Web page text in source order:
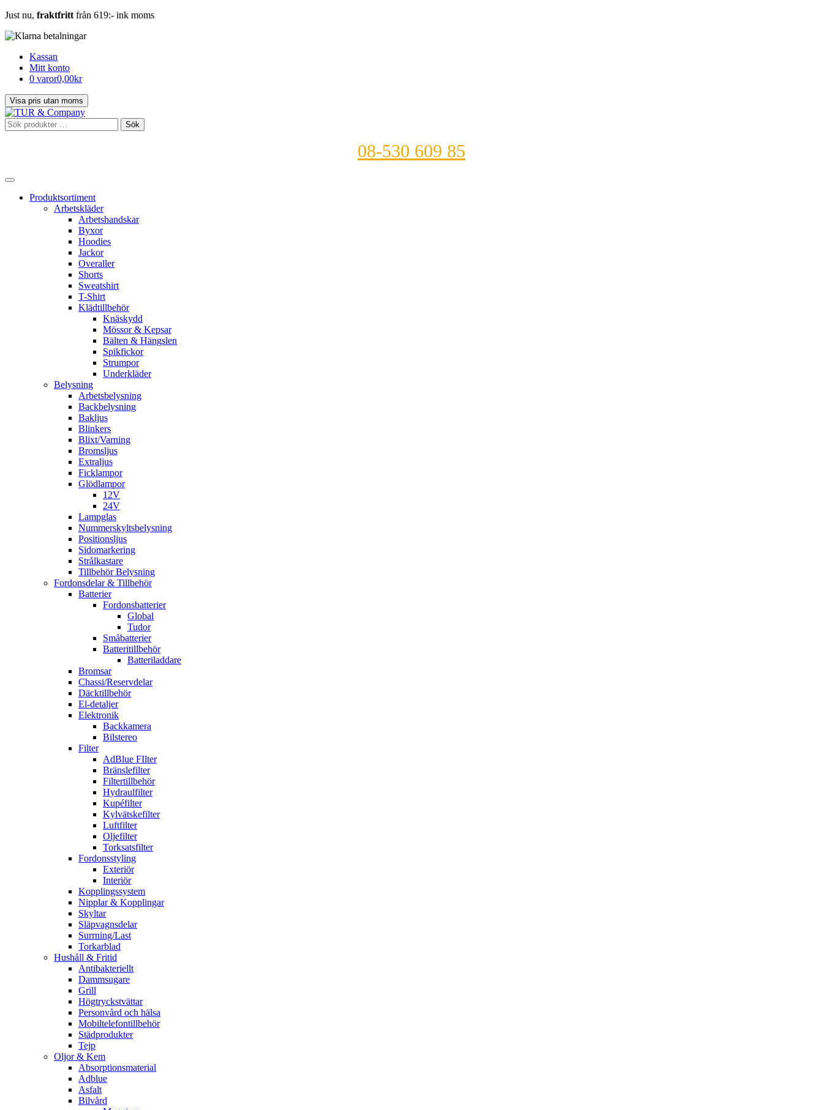
Just nu, fraktfritt från 619:- ink moms
Kassan
Mitt konto
0 varor0,00kr
Sök
efter:
Sök
08-530 609 85
Produktsortiment
Arbetskläder
Arbetshandskar
Byxor
Hoodies
Jackor
Overaller
Shorts
Sweatshirt
T-Shirt
Klädtillbehör
Knäskydd
Mössor & Kepsar
Bälten & Hängslen
Spikfickor
Strumpor
Underkläder
Belysning
Arbetsbelysning
Backbelysning
Bakljus
Blinkers
Blixt/Varning
Bromsljus
Extraljus
Ficklampor
Glödlampor
12V
24V
Lampglas
Nummerskyltsbelysning
Positionsljus
Sidomarkering
Strålkastare
Tillbehör Belysning
Fordonsdelar & Tillbehör
Batterier
Fordonsbatterier
Global
Tudor
Småbatterier
Batteritillbehör
Batteriladdare
Bromsar
Chassi/Reservdelar
Däcktillbehör
El-detaljer
Elektronik
Backkamera
Bilstereo
Filter
AdBlue FIlter
Bränslefilter
Filtertillbehör
Hydraulfilter
Kupéfilter
Kylvätskefilter
Luftfilter
Oljefilter
Torksatsfilter
Fordonsstyling
Exteriör
Interiör
Kopplingssystem
Nipplar & Kopplingar
Skyltar
Släpvagnsdelar
Surrning/Last
Torkarblad
Hushåll & Fritid
Antibakteriellt​
Dammsugare
Grill
Högtryckstvättar
Personvård och hälsa
Mobiltelefontillbehör
Städprodukter
Tejp
Oljor & Kem
Absorptionsmaterial
Adblue
Asfalt
Bilvård